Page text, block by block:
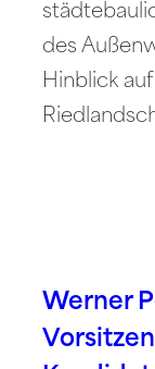
des
Hinblick
Werner